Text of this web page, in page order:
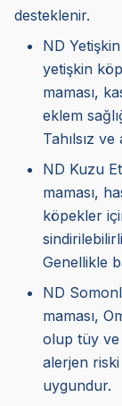
desteklenir.
ND
yetişkin
maması,
eklem
Tahılsız
ND Kuzu
maması,
köpekler
Genellikle
ND
maması,
olup tüy ve
alerjen
uygundur.